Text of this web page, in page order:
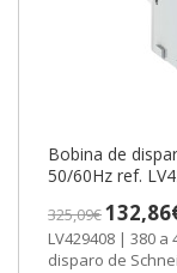
Bobina de
50/60Hz ref.
325,09€
LV429408 | 380 a 415 V Corriente alterna (AC,
disparo de